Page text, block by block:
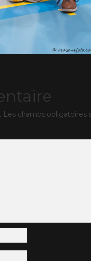
Les champs obligatoires